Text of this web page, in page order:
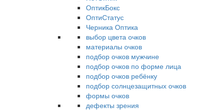
ОптикБокс
ОптиСтатус
Черника Оптика
выбор цвета очков
материалы очков
подбор очков мужчине
подбор очков по форме лица
подбор очков ребёнку
подбор солнцезащитных очков
формы очков
дефекты зрения